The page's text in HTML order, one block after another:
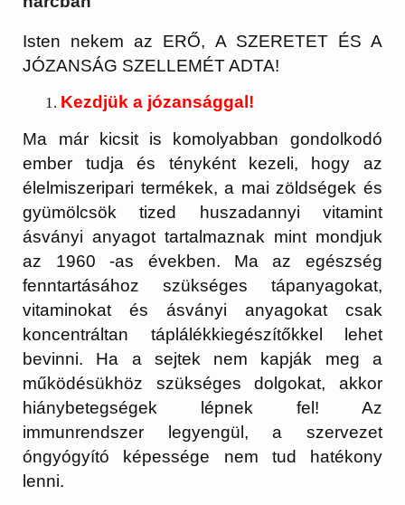
Isten nekem az ERŐ, A SZERETET ÉS A
JÓZANSÁG SZELLEMÉT ADTA!
Kezdjük a józansággal!
Ma már kicsit is komolyabban gondolkodó
ember tudja és tényként kezeli, hogy az
élelmiszeripari termékek, a mai zöldségek és
gyümölcsök tized huszadannyi vitamint
ásványi anyagot tartalmaznak mint mondjuk
az 1960 -as években. Ma az egészség
fenntartásához szükséges tápanyagokat,
vitaminokat és ásványi anyagokat csak
koncentráltan táplálékkiegészítőkkel lehet
bevinni. Ha a sejtek nem kapják meg a
működésükhöz szükséges dolgokat, akkor
hiánybetegségek lépnek fel! Az
immunrendszer legyengül, a szervezet
óngyógyító képessége nem tud hatékony
lenni.